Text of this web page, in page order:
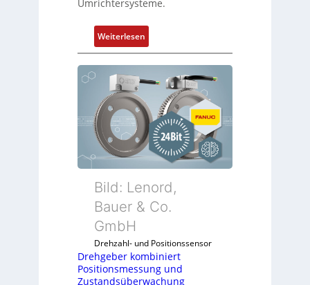
Umrichtersysteme.
Weiterlesen:
D
r
e
g
e
b
e
r
o
m
n
i
e
Bild: Lenord,
Bauer & Co.
GmbH
Drehzahl- und Positionssensor
Drehgeber kombiniert
Positionsmessung und
Zustandsüberwachung